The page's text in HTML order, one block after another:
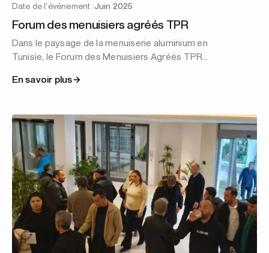
Date de l'événement :Juin 2025
Forum des menuisiers agréés TPR
Dans le paysage de la menuiserie aluminium en
Tunisie, le Forum des Menuisiers Agréés TPR
incontournable.
En savoir plus